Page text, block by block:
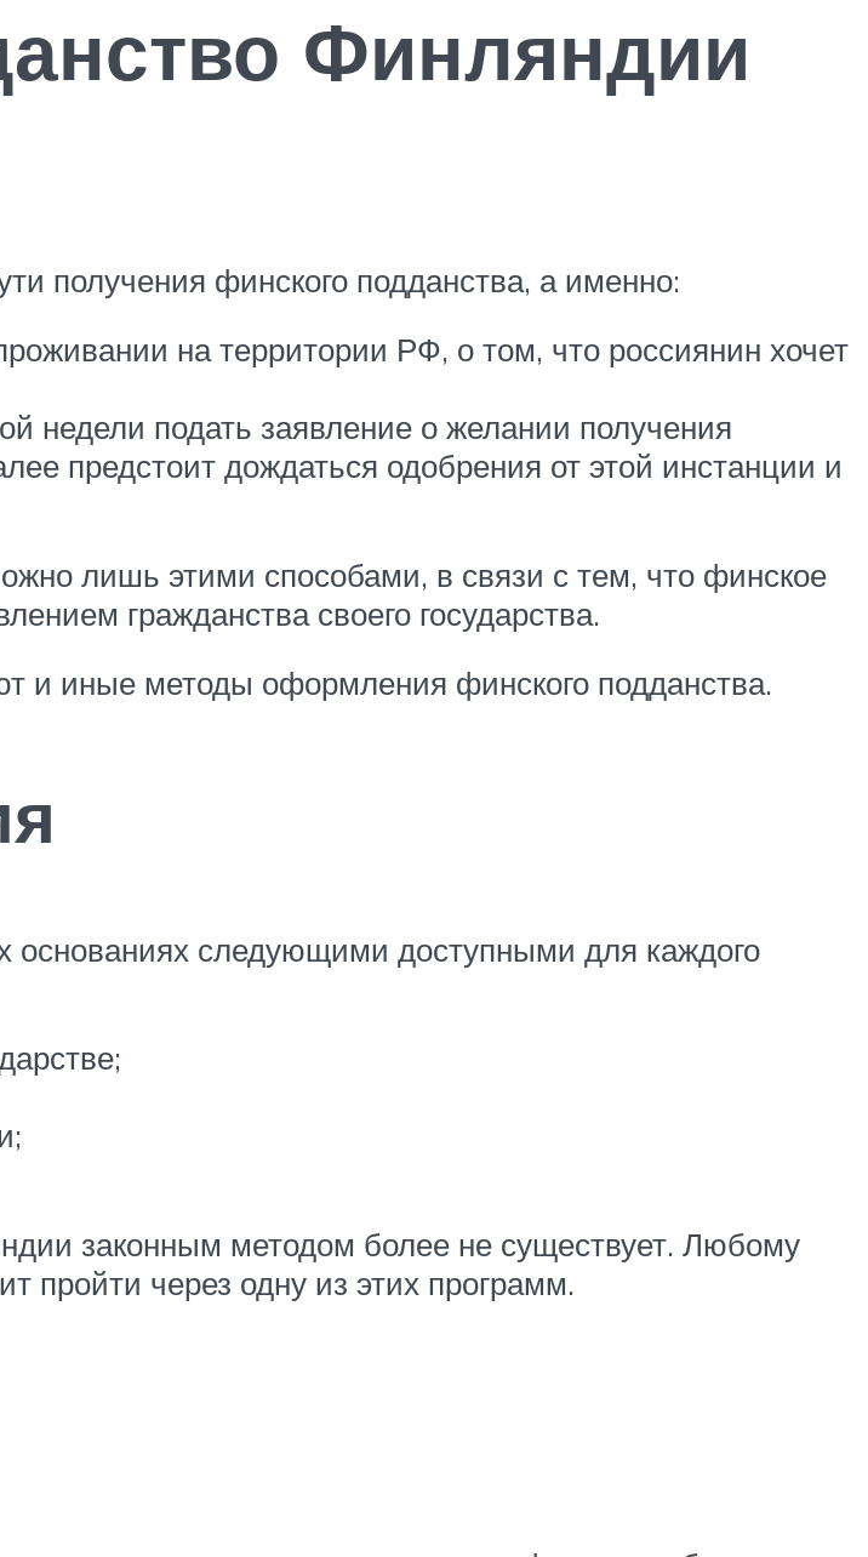
Финляндии
получения финского подданства, а именно:
на территории РФ, о том, что россиянин хочет
недели подать заявление о желании получения
предстоит дождаться одобрения от этой инстанции и
лишь этими способами, в связи с тем, что финское
гражданства своего государства.
и иные методы оформления финского подданства.
основаниях следующими доступными для каждого
законным методом более не существует. Любому
пройти через одну из этих программ.